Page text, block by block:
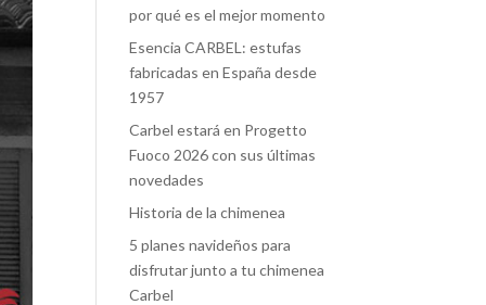
por qué es el mejor momento
Esencia CARBEL: estufas
fabricadas en España desde
1957
Carbel estará en Progetto
Fuoco 2026 con sus últimas
novedades
Historia de la chimenea
5 planes navideños para
disfrutar junto a tu chimenea
Carbel